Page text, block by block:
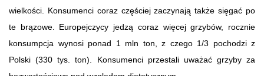
wielkości. Konsumenci coraz częściej zaczynają także sięgać po
te brązowe. Europejczycy jedzą coraz więcej grzybów, rocznie
konsumpcja wynosi ponad 1 mln ton, z czego 1/3 pochodzi z
Polski (330 tys. ton). Konsumenci przestali uważać grzyby za